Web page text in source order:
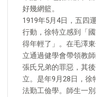
好幾網籃。
1919年5月4日，五四
行動，徐特立感到「
得年輕了」。在毛澤
立通過健學會帶領教
張氏兄弟的罪惡，其
立。是年9月28日，徐
法勤工儉學。師生一